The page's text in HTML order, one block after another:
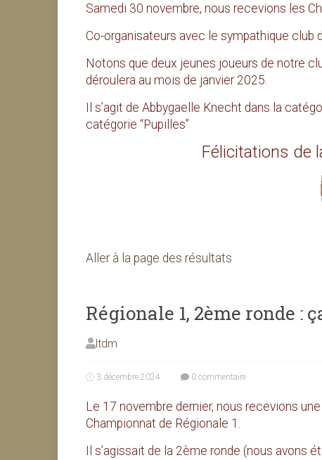
Samedi 30 novembre, nous recevions les
Co-organisateurs avec le sympathique club
Notons que deux jeunes joueurs de notre
déroulera au mois de janvier 2025.
Il s’agit de Abbygaelle Knecht dans la
catégorie “Pupilles”
Félicitations de
Aller à la page des résultats
Régionale 1, 2ème ronde :
ltdm
3 décembre 2024 0 commentaire
Le 17 novembre dernier, nous recevions
Championnat de Régionale 1.
Il s’agissait de la 2ème ronde (nous avons